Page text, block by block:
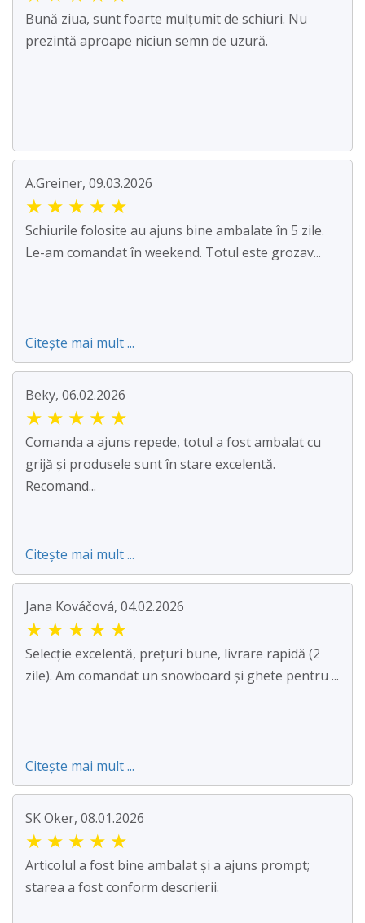
Bună ziua, sunt foarte mulțumit de schiuri. Nu
prezintă aproape niciun semn de uzură.
A.Greiner, 09.03.2026
★ ★ ★ ★ ★
Schiurile folosite au ajuns bine ambalate în 5 zile.
Le-am comandat în weekend. Totul este grozav...
Citește mai mult ...
Beky, 06.02.2026
★ ★ ★ ★ ★
Comanda a ajuns repede, totul a fost ambalat cu
grijă și produsele sunt în stare excelentă.
Recomand...
Citește mai mult ...
Jana Kováčová, 04.02.2026
★ ★ ★ ★ ★
Selecție excelentă, prețuri bune, livrare rapidă (2
zile). Am comandat un snowboard și ghete pentru ...
Citește mai mult ...
SK Oker, 08.01.2026
★ ★ ★ ★ ★
Articolul a fost bine ambalat și a ajuns prompt;
starea a fost conform descrierii.